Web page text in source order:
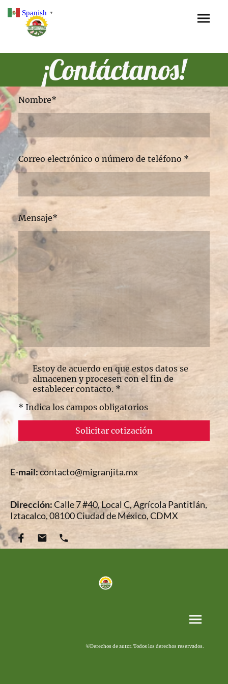
¡Contáctanos!
E-mail:contacto@migranjita.mx
Dirección:Calle 7 #40, Local C, Agrícola Pantitlán,
Iztacalco, 08100 Ciudad de México, CDMX
Nombre*
Correo electrónico o número de teléfono *
Mensaje*
Estoy de acuerdo en que estos datos se
almacenen y procesen con el fin de
establecer contacto. *
* Indica los campos obligatorios
Solicitar cotización
©Derechos de autor. Todos los derechos reservados.
Spanish ▼